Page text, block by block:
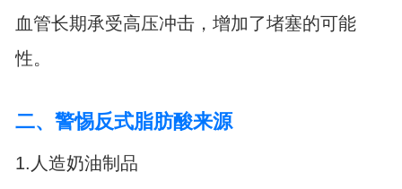
血管长期承受高压冲击，增加了堵塞的可能
性。
二、警惕反式脂肪酸来源
1.人造奶油制品